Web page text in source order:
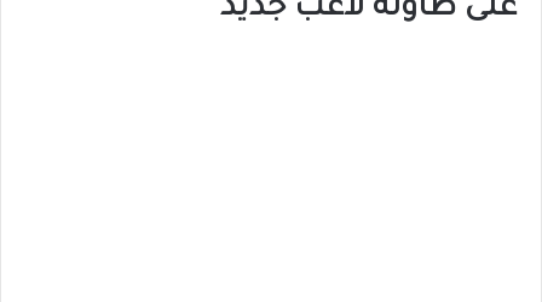
على طاولة لاعب جديد